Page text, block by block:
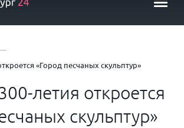
«Город песчаных скульптур»
летия откроется
скульптур»